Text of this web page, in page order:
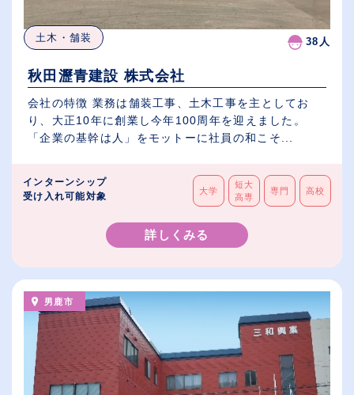
土木・舗装 38人
秋田瀝青建設 株式会社
会社の特徴 業務は舗装工事、土木工事を主としてお
り、大正10年に創業し今年100周年を迎えました。
「企業の基幹は人」をモットーに社員の和こそ...
インターンシップ
受け入れ可能対象
大学
短大
高専
専門 高校
詳しくみる
男鹿市